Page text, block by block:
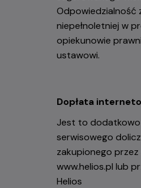
Odpowiedzialność
niepełnoletniej w
opiekunowie
ustawowi.
Dopłata
Jest to
serwisowego
zakupionego
www.helios.pl lub
Helios